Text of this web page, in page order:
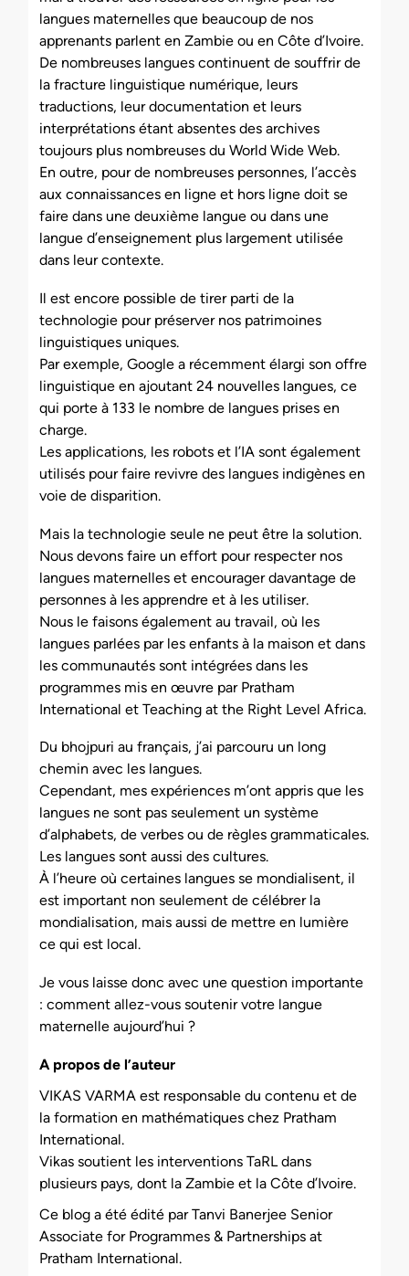
langues maternelles que beaucoup de nos
apprenants parlent en Zambie ou en Côte d’Ivoire.
De nombreuses langues continuent de souffrir de
la fracture linguistique numérique, leurs
traductions, leur documentation et leurs
interprétations étant absentes des archives
toujours plus nombreuses du World Wide Web.
En outre, pour de nombreuses personnes, l’accès
aux connaissances en ligne et hors ligne doit se
faire dans une deuxième langue ou dans une
langue d’enseignement plus largement utilisée
dans leur contexte.
Il est encore possible de tirer parti de la
technologie pour préserver nos patrimoines
linguistiques uniques.
Par exemple, Google a récemment élargi son offre
linguistique en ajoutant 24 nouvelles langues, ce
qui porte à 133 le nombre de langues prises en
charge.
Les applications, les robots et l’IA sont également
utilisés pour faire revivre des langues indigènes en
voie de disparition.
Mais la technologie seule ne peut être la solution.
Nous devons faire un effort pour respecter nos
langues maternelles et encourager davantage de
personnes à les apprendre et à les utiliser.
Nous le faisons également au travail, où les
langues parlées par les enfants à la maison et dans
les communautés sont intégrées dans les
programmes mis en œuvre par Pratham
International et Teaching at the Right Level Africa.
Du bhojpuri au français, j’ai parcouru un long
chemin avec les langues.
Cependant, mes expériences m’ont appris que les
langues ne sont pas seulement un système
d’alphabets, de verbes ou de règles grammaticales.
Les langues sont aussi des cultures.
À l’heure où certaines langues se mondialisent, il
est important non seulement de célébrer la
mondialisation, mais aussi de mettre en lumière
ce qui est local.
Je vous laisse donc avec une question importante
: comment allez-vous soutenir votre langue
maternelle aujourd’hui ?
A propos de l’auteur
VIKAS VARMA est responsable du contenu et de
la formation en mathématiques chez Pratham
International.
Vikas soutient les interventions TaRL dans
plusieurs pays, dont la Zambie et la Côte d’Ivoire.
Ce blog a été édité par Tanvi Banerjee Senior
Associate for Programmes & Partnerships at
Pratham International.